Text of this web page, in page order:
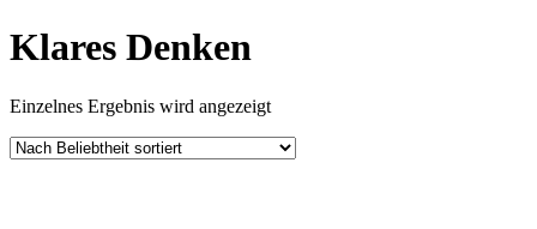
Klares Denken
Einzelnes Ergebnis wird angezeigt